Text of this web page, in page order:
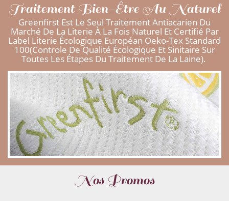
Traitement Bien-Être Au Naturel
Greenfirst Est Le Seul Traitement Antiacarien Du
Marché De La Literie À La Fois Naturel Et Certifié Par
Label Literie Écologique Européan Oeko-Tex Standard
100(controle De Qualité Écologique Et Sinitaire Sur
Toutes Les Étapes Du Traitement De La Laine).
Nos Promos